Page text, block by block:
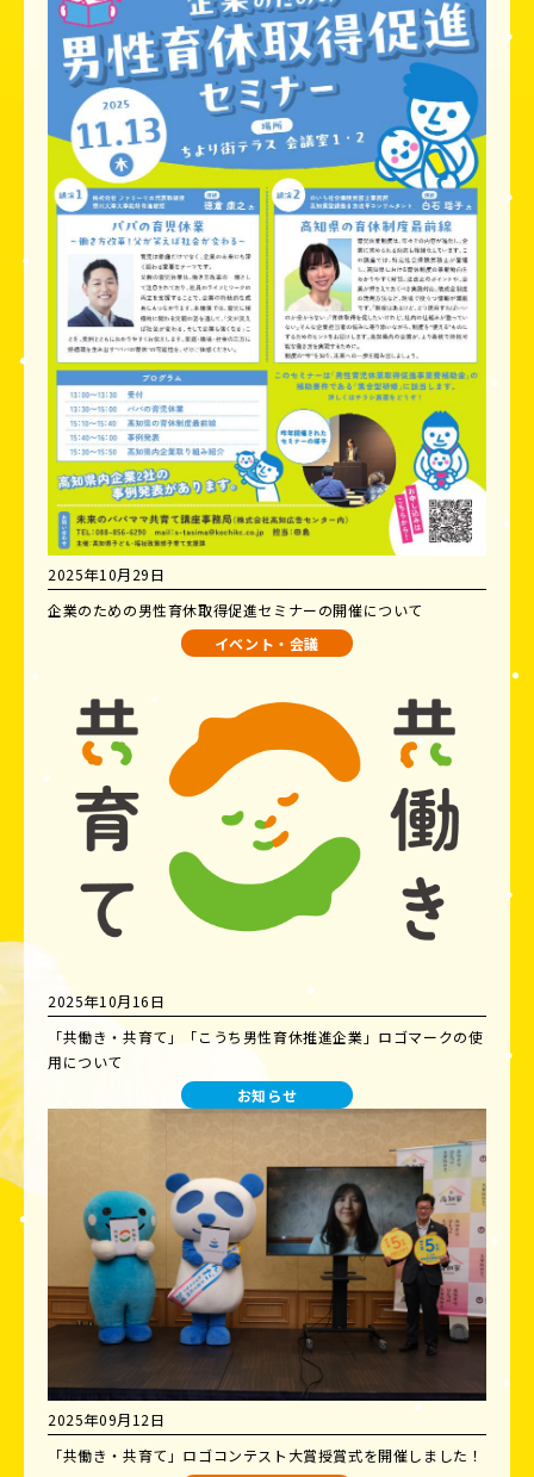
2025年10月29日
企業のための男性育休取得促進セミナーの開催について
イベント・会議
2025年10月16日
「共働き・共育て」「こうち男性育休推進企業」ロゴマークの使
用について
お知らせ
2025年09月12日
「共働き・共育て」ロゴコンテスト大賞授賞式を開催しました！